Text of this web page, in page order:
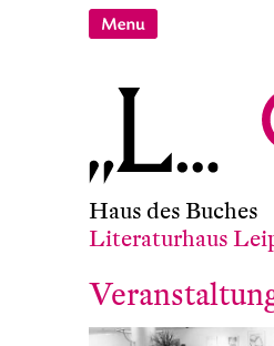
Haus des Buches
Literaturhaus